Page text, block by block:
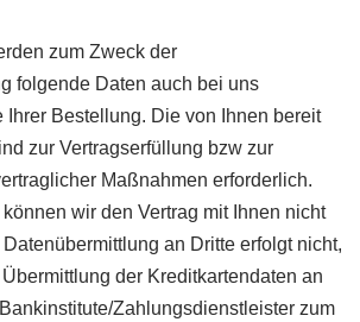
zum Zweck der
folgende Daten auch bei uns
Ihrer Bestellung. Die von Ihnen bereit
zur Vertragserfüllung bzw zur
Maßnahmen erforderlich.
wir den Vertrag mit Ihnen nicht
an Dritte erfolgt nicht,
der Kreditkartendaten an
Zahlungsdienstleister zum